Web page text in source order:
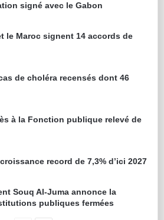
signé avec le Gabon
le Maroc signent 14 accords de
de choléra recensés dont 46
à la Fonction publique relevé de
record de 7,3% d’ici 2027
Souq Al-Juma annonce la
publiques fermées